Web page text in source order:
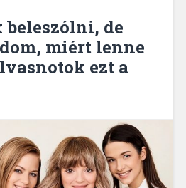
beleszólni, de
miért lenne
ezt a